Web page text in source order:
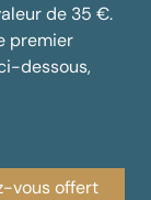
de 35 €.
premier
dessous,
vous offert